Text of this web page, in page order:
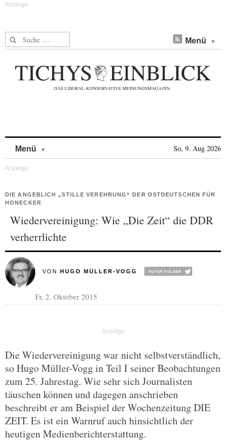
Suche nach: Menü
Menü So, 9. Aug 2026
DIE ANGEBLICH „STILLE VEREHRUNG“ DER OSTDEUTSCHEN FÜR
HONECKER
Wiedervereinigung: Wie „Die Zeit“ die DDR
verherrlichte
VON HUGO MÜLLER-VOGG
Fr, 2. Oktober 2015
Die Wiedervereinigung war nicht selbstverständlich,
so Hugo Müller-Vogg in Teil I seiner Beobachtungen
zum 25. Jahrestag. Wie sehr sich Journalisten
täuschen können und dagegen anschrieben
beschreibt er am Beispiel der Wochenzeitung DIE
ZEIT. Es ist ein Warnruf auch hinsichtlich der
heutigen Medienberichterstattung.